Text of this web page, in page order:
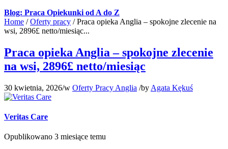
Blog: Praca Opiekunki od A do Z
Home / Oferty pracy / Praca opieka Anglia – spokojne zlecenie na
wsi, 2896£ netto/miesiąc...
Praca opieka Anglia – spokojne zlecenie
na wsi, 2896£ netto/miesiąc
30 kwietnia, 2026/w Oferty Pracy Anglia /by Agata Kękuś
Veritas Care
Opublikowano 3 miesiące temu